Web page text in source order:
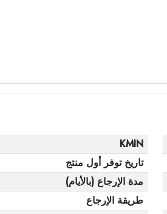
KMIN
تاريخ توفر أول منتج
مدة الإرجاع (بالأيام)
طريقة الإرجاع